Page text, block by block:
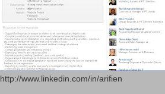
http://www.linkedin.com/in/arifien